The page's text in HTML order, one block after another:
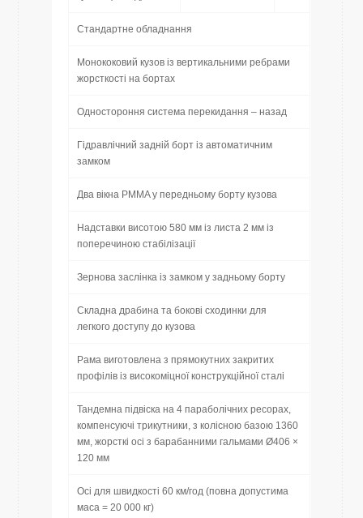
Стандартне обладнання
Монококовий кузов із вертикальними ребрами
жорсткості на бортах
Одностороння система перекидання – назад
Гідравлічний задній борт із автоматичним
замком
Два вікна PMMA у передньому борту кузова
Надставки висотою 580 мм із листа 2 мм із
поперечиною стабілізації
Зернова заслінка із замком у задньому борту
Складна драбина та бокові сходинки для
легкого доступу до кузова
Рама виготовлена з прямокутних закритих
профілів із високоміцної конструкційної сталі
Тандемна підвіска на 4 параболічних ресорах,
компенсуючі трикутники, з колісною базою 1360
мм, жорсткі осі з барабанними гальмами Ø406 ×
120 мм
Осі для швидкості 60 км/год (повна допустима
маса = 20 000 кг)